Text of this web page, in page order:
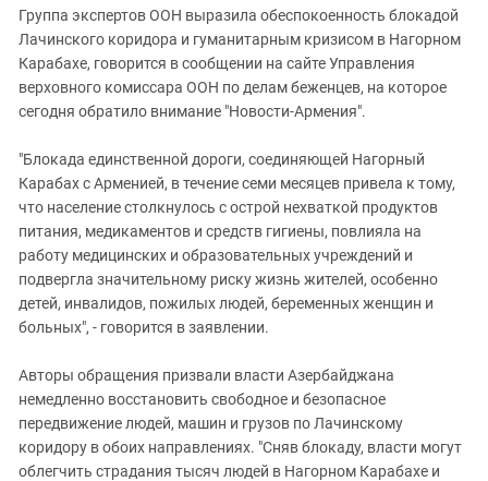
Группа экспертов ООН выразила обеспокоенность блокадой
Лачинского коридора и гуманитарным кризисом в Нагорном
Карабахе, говорится в сообщении на сайте Управления
верховного комиссара ООН по делам беженцев, на которое
сегодня обратило внимание "Новости-Армения".
"Блокада единственной дороги, соединяющей Нагорный
Карабах с Арменией, в течение семи месяцев привела к тому,
что население столкнулось с острой нехваткой продуктов
питания, медикаментов и средств гигиены, повлияла на
работу медицинских и образовательных учреждений и
подвергла значительному риску жизнь жителей, особенно
детей, инвалидов, пожилых людей, беременных женщин и
больных", - говорится в заявлении.
Авторы обращения призвали власти Азербайджана
немедленно восстановить свободное и безопасное
передвижение людей, машин и грузов по Лачинскому
коридору в обоих направлениях. "Сняв блокаду, власти могут
облегчить страдания тысяч людей в Нагорном Карабахе и